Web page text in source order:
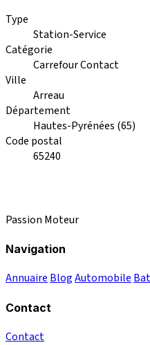
Type
Station-Service
Catégorie
Carrefour Contact
Ville
Arreau
Département
Hautes-Pyrénées (65)
Code postal
65240
Passion Moteur
Navigation
Annuaire BlogAutomobile
Contact
Contact